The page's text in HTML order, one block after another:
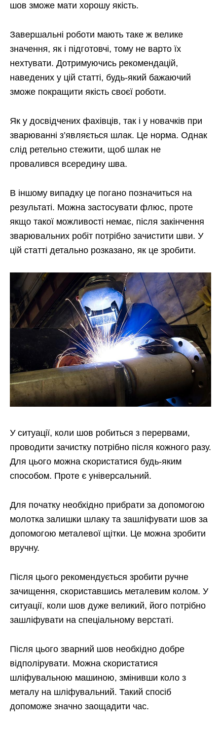
шов зможе мати хорошу якість.
Завершальні роботи мають таке ж велике
значення, як і підготовчі, тому не варто їх
нехтувати. Дотримуючись рекомендацій,
наведених у цій статті, будь-який бажаючий
зможе покращити якість своєї роботи.
Як у досвідчених фахівців, так і у новачків при
зварюванні з’являється шлак. Це норма. Однак
слід ретельно стежити, щоб шлак не
провалився всередину шва.
В іншому випадку це погано позначиться на
результаті. Можна застосувати флюс, проте
якщо такої можливості немає, після закінчення
зварювальних робіт потрібно зачистити шви. У
цій статті детально розказано, як це зробити.
У ситуації, коли шов робиться з перервами,
проводити зачистку потрібно після кожного разу.
Для цього можна скористатися будь-яким
способом. Проте є універсальний.
Для початку необхідно прибрати за допомогою
молотка залишки шлаку та зашліфувати шов за
допомогою металевої щітки. Це можна зробити
вручну.
Після цього рекомендується зробити ручне
зачищення, скориставшись металевим колом. У
ситуації, коли шов дуже великий, його потрібно
зашліфувати на спеціальному верстаті.
Після цього зварний шов необхідно добре
відполірувати. Можна скористатися
шліфувальною машиною, змінивши коло з
металу на шліфувальний. Такий спосіб
допоможе значно заощадити час.